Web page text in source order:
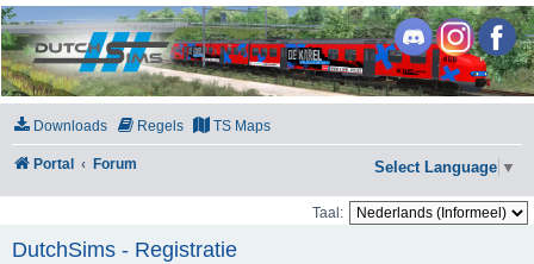
DutchSims
Downloads Regels TS Maps
Portal Forum Select Language ▼
Taal:
DutchSims - Registratie